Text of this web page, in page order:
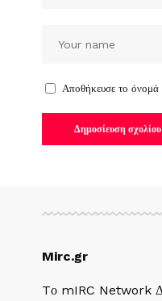
Αποθήκευσε το όνομά
Mirc.gr
Tο mIRC Network